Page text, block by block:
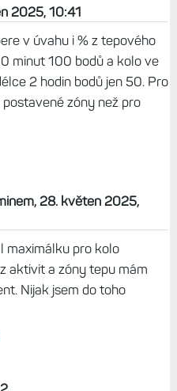
2025, 10:41
v úvahu i % z tepového
minut 100 bodů a kolo ve
2 hodin bodů jen 50. Pro
zóny než pro
28. květen 2025,
maximálku pro kolo
aktivit a zóny tepu mám
Nijak jsem do toho